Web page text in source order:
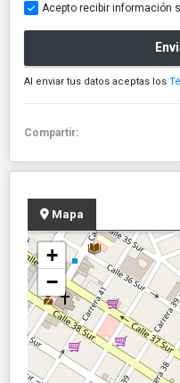
Acepto recibir información
Al enviar tus datos aceptas los
Compartir:
Mapa
+
−